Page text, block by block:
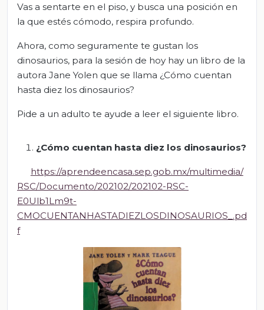
Vas a sentarte en el piso, y busca una posición en
la que estés cómodo, respira profundo.
Ahora, como seguramente te gustan los
dinosaurios, para la sesión de hoy hay un libro de la
autora Jane Yolen que se llama ¿Cómo cuentan
hasta diez los dinosaurios?
Pide a un adulto te ayude a leer el siguiente libro.
¿Cómo cuentan hasta diez los dinosaurios?
https://aprendeencasa.sep.gob.mx/multimedia/
RSC/Documento/202102/202102-RSC-
E0Ulb1Lm9t-
CMOCUENTANHASTADIEZLOSDINOSAURIOS_.pd
f